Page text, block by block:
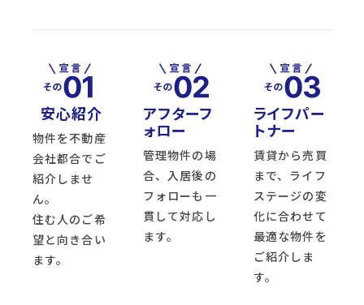
安心紹介
物件を不動産
会社都合でご
紹介しませ
ん。
住む人のご希
望と向き合い
ます。
アフターフ
ォロー
管理物件の場
合、入居後の
フォローも一
貫して対応し
ます。
ライフパー
トナー
賃貸から売買
まで、ライフ
ステージの変
化に合わせて
最適な物件を
ご紹介しま
す。